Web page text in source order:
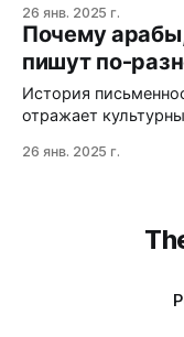
26 янв. 2025 г.
Почему
пишут по-
История
отражает
26 янв. 2025 г.